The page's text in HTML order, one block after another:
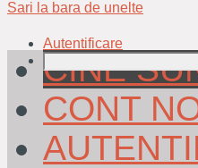
CINE
CONT
Sari la bara de unelte
Autentificare